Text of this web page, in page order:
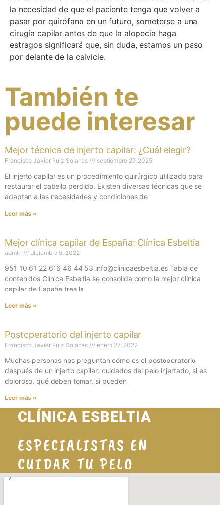
la necesidad de que el paciente tenga que volver a
pasar por quirófano en un futuro, someterse a una
cirugía capilar antes de que la alopecia haga
estragos significará que, sin duda, estamos un paso
por delante de la calvicie.
También te
puede interesar
Mejor técnica de injerto capilar: ¿Cuál elegir?
Francisco Javier Ruiz Solanes septiembre 27, 2025
El injerto capilar es un procedimiento quirúrgico utilizado para
restaurar el cabello perdido. Existen diversas técnicas que se
adaptan a las necesidades y condiciones de
Leer más »
Mejor clínica capilar de España: Clínica Esbeltia
admin diciembre 5, 2022
951 10 61 22 616 46 44 53 info@clinicaesbeltia.es Tabla de
contenidos Clínica Esbeltia se consolida como la mejor clínica
capilar de España tras la
Leer más »
Postoperatorio del injerto capilar
Francisco Javier Ruiz Solanes enero 27, 2022
Muchas personas nos preguntan cómo es el postoperatorio
después de un injerto capilar: cuidados del pelo injertado, si es
doloroso, qué deben tomar, si pueden
Leer más »
CLÍNICA ESBELTIA
ESPECIALISTAS EN
CUIDAR TU PELO